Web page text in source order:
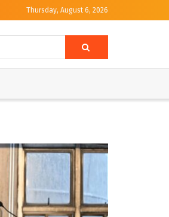
Thursday, August 6, 2026